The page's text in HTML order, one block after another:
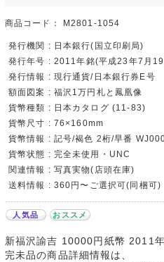
商品コード： M2801-1054
発行機関 : 日本銀行(国立印刷局)
発行年号 : 2011年銘(平成23年7月
発行情報 : 現行通貨/日本銀行券E号
額面図案 : 福沢1万円札と鳳凰像
貨幣種類 : 日本カタログ (11-83)
貨幣尺寸 : 76×160mm
貨幣情報 : 記号/褐色 2桁/早番
貨幣状態 : 完全未使用・UNC
関連情報 : 写真実物(店頭在庫)
送料情報 : 360円〜ご選択可(同梱可)
人気品 おススメ
新福沢諭吉 10000円紙幣 2011
完未品の商品詳細情報は、